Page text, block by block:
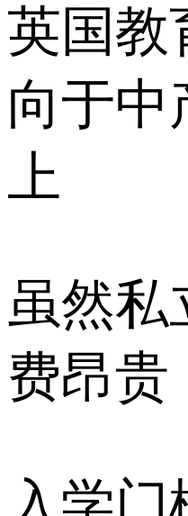
英国教
向于中
上
虽然私
费昂贵
入学门